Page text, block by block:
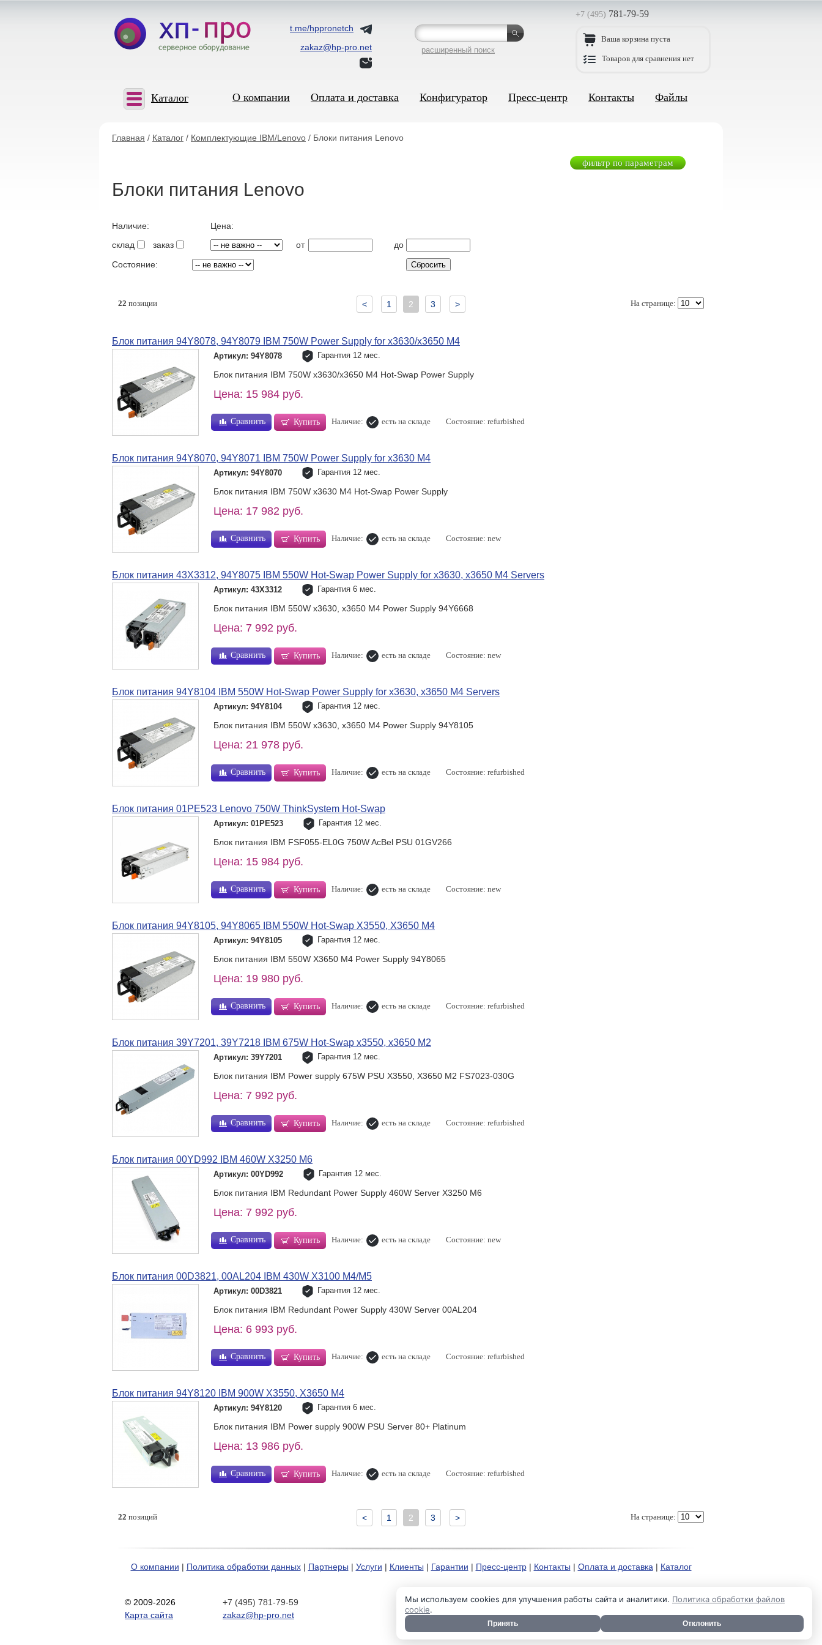
t.me/hppronetch
zakaz@hp-pro.net
расширенный поиск
+7 (495) 781-79-59
Ваша корзина пуста
Товаров для сравнения нет
Каталог О компании Оплата и доставка Конфигуратор Пресс-центр Контакты Файлы
Главная / Каталог / Комплектующие IBM/Lenovo / Блоки питания Lenovo
фильтр по параметрам
Блоки питания Lenovo
Наличие:
Цена:
склад
заказ от
до
Состояние:
22 позиции < 1 2 3 > На странице:
Блок питания 94Y8078, 94Y8079 IBM 750W Power Supply for x3630/x3650 M4
Артикул: 94Y8078 Гарантия 12 мес.
Блок питания IBM 750W x3630/x3650 M4 Hot-Swap Power Supply
Цена: 15 984 руб.
Сравнить Купить Наличие: есть на складе Состояние: refurbished
Блок питания 94Y8070, 94Y8071 IBM 750W Power Supply for x3630 M4
Артикул: 94Y8070 Гарантия 12 мес.
Блок питания IBM 750W x3630 M4 Hot-Swap Power Supply
Цена: 17 982 руб.
Сравнить Купить Наличие: есть на складе Состояние: new
Блок питания 43X3312, 94Y8075 IBM 550W Hot-Swap Power Supply for x3630, x3650 M4 Servers
Артикул: 43X3312 Гарантия 6 мес.
Блок питания IBM 550W x3630, x3650 M4 Power Supply 94Y6668
Цена: 7 992 руб.
Сравнить Купить Наличие: есть на складе Состояние: new
Блок питания 94Y8104 IBM 550W Hot-Swap Power Supply for x3630, x3650 M4 Servers
Артикул: 94Y8104 Гарантия 12 мес.
Блок питания IBM 550W x3630, x3650 M4 Power Supply 94Y8105
Цена: 21 978 руб.
Сравнить Купить Наличие: есть на складе Состояние: refurbished
Блок питания 01PE523 Lenovo 750W ThinkSystem Hot-Swap
Артикул: 01PE523 Гарантия 12 мес.
Блок питания IBM FSF055-EL0G 750W AcBel PSU 01GV266
Цена: 15 984 руб.
Сравнить Купить Наличие: есть на складе Состояние: new
Блок питания 94Y8105, 94Y8065 IBM 550W Hot-Swap X3550, X3650 M4
Артикул: 94Y8105 Гарантия 12 мес.
Блок питания IBM 550W X3650 M4 Power Supply 94Y8065
Цена: 19 980 руб.
Сравнить Купить Наличие: есть на складе Состояние: refurbished
Блок питания 39Y7201, 39Y7218 IBM 675W Hot-Swap x3550, x3650 M2
Артикул: 39Y7201 Гарантия 12 мес.
Блок питания IBM Power supply 675W PSU X3550, X3650 M2 FS7023-030G
Цена: 7 992 руб.
Сравнить Купить Наличие: есть на складе Состояние: refurbished
Блок питания 00YD992 IBM 460W X3250 M6
Артикул: 00YD992 Гарантия 12 мес.
Блок питания IBM Redundant Power Supply 460W Server X3250 M6
Цена: 7 992 руб.
Сравнить Купить Наличие: есть на складе Состояние: new
Блок питания 00D3821, 00AL204 IBM 430W X3100 M4/M5
Артикул: 00D3821 Гарантия 12 мес.
Блок питания IBM Redundant Power Supply 430W Server 00AL204
Цена: 6 993 руб.
Сравнить Купить Наличие: есть на складе Состояние: refurbished
Блок питания 94Y8120 IBM 900W X3550, X3650 M4
Артикул: 94Y8120 Гарантия 6 мес.
Блок питания IBM Power supply 900W PSU Server 80+ Platinum
Цена: 13 986 руб.
Сравнить Купить Наличие: есть на складе Состояние: refurbished
22 позиций < 1 2 3 > На странице:
О компании | Политика обработки данных| Партнеры | Услуги | Клиенты | Гарантии | Пресс-центр| Контакты | Оплата и доставка | Каталог
© 2009-2026
Карта сайта
+7 (495) 781-79-59
zakaz@hp-pro.net
Мы используем cookies для улучшения работы сайта и аналитики. Политика обработки файлов
cookie.
Принять Отклонить